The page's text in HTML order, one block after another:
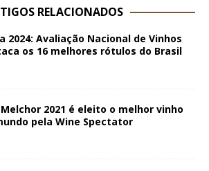
RELACIONADOS
2024: Avaliação Nacional de Vinhos
os 16 melhores rótulos do Brasil
2021 é eleito o melhor vinho
pela Wine Spectator